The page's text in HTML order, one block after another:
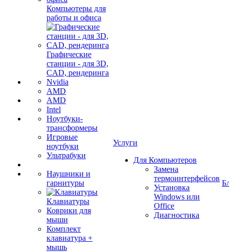
Компьютеры для
работы и офиса
Графические
станции - для 3D,
CAD, рендеринга
Nvidia
AMD
AMD
Intel
Ноутбуки-
трансформеры
Игровые
ноутбуки
Ультрабуки
Наушники и
гарнитуры
Клавиатуры
Коврики для
мыши
Комплект
клавиатура +
мышь
Услуги
Для Компьютеров
Замена
термоинтерфейсов
Установка
Windows или
Office
Диагностика